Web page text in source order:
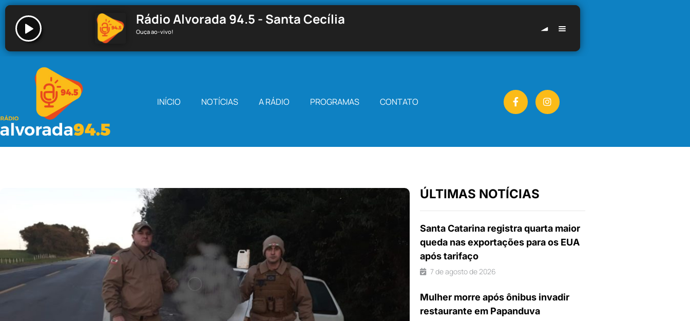
Rádio Alvorada 94.5 - Santa Cecília
Ouça ao-vivo!
Rádio Alvorada 94.5 - Santa Cecília
INÍCIO NOTÍCIAS A RÁDIO PROGRAMAS CONTATO
ÚLTIMAS NOTÍCIAS
Santa Catarina registra quarta maior
queda nas exportações para os EUA
após tarifaço
7 de agosto de 2026
Mulher morre após ônibus invadir
restaurante em Papanduva